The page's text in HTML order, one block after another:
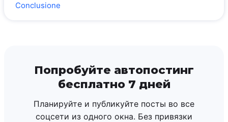
Conclusione
Попробуйте автопостинг
бесплатно 7 дней
Планируйте и публикуйте посты во все
соцсети из одного окна. Без привязки